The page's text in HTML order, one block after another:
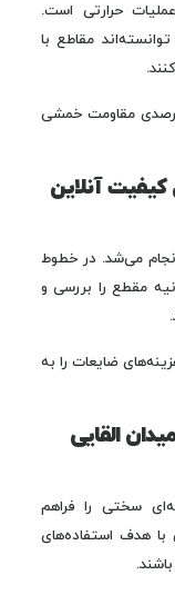
حرارتی است.
مقاطع با
آزمایشگاهی، افزایش ۱۲ تا ۱۷ درصدی مقاومت خمشی
کیفیت آنلاین
می‌شد. در خطوط
لیزری سه‌بعدی هر ۲ تا ۵ ثانیه مقطع را بررسی و
ضایعات را به
القایی
سختی را فراهم
با هدف استفاده‌های